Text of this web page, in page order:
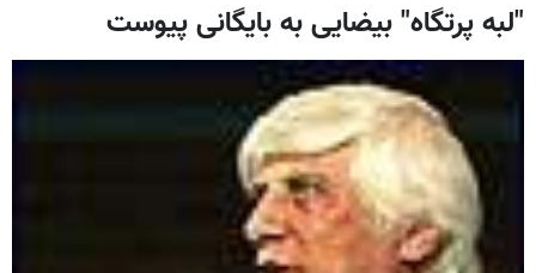
"لبه پرتگاه" بیضایی به بایگانی پیوست